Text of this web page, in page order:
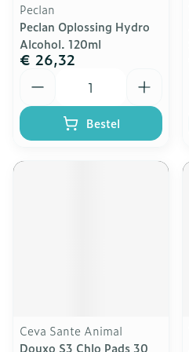
Peclan
Peclan Oplossing Hydro
Alcohol. 120ml
€ 26,32
Bestel
Ceva Sante Animal
Douxo S3 Chlo Pads 30